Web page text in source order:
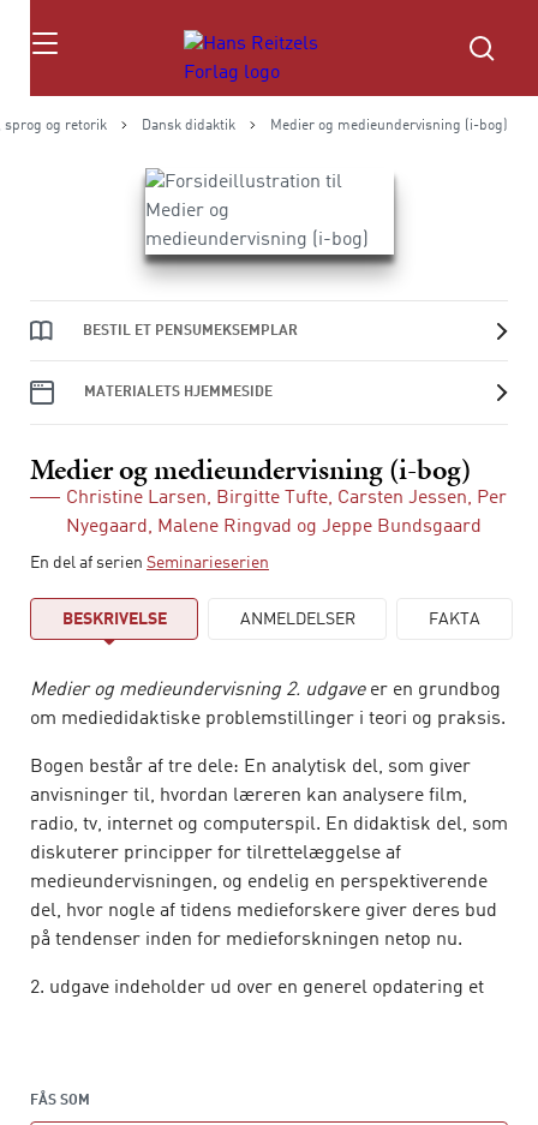
Søg
sprog og retorik Dansk didaktik Medier og medieundervisning (i-bog)
BESTIL ET PENSUMEKSEMPLAR
MATERIALETS HJEMMESIDE
Medier og medieundervisning (i-bog)
Christine Larsen, Birgitte Tufte, Carsten Jessen, Per
Nyegaard, Malene Ringvad og Jeppe Bundsgaard
En del af serien Seminarieserien
BESKRIVELSE ANMELDELSER FAKTA
Medier og medieundervisning 2. udgave er en grundbog
om mediedidaktiske problemstillinger i teori og praksis.
Bogen består af tre dele: En analytisk del, som giver
anvisninger til, hvordan læreren kan analysere film,
radio, tv, internet og computerspil. En didaktisk del, som
diskuterer principper for tilrettelæggelse af
medieundervisningen, og endelig en perspektiverende
del, hvor nogle af tidens medieforskere giver deres bud
på tendenser inden for medieforskningen netop nu.
2. udgave indeholder ud over en generel opdatering et
FÅS SOM